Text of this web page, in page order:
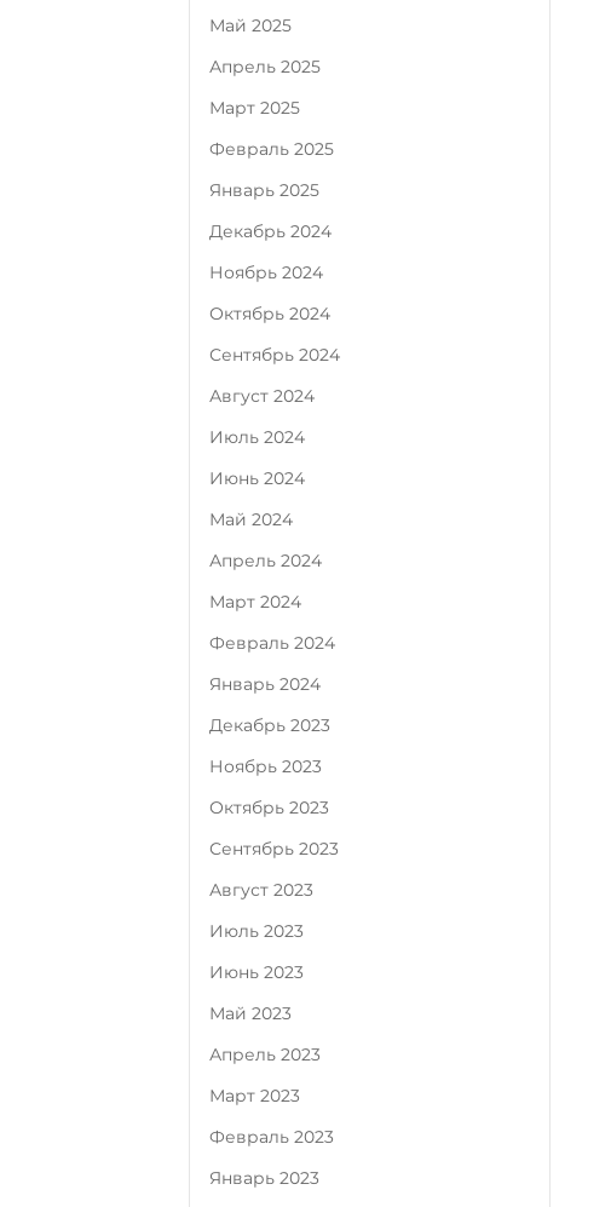
Май 2025
Апрель 2025
Март 2025
Февраль 2025
Январь 2025
Декабрь 2024
Ноябрь 2024
Октябрь 2024
Сентябрь 2024
Август 2024
Июль 2024
Июнь 2024
Май 2024
Апрель 2024
Март 2024
Февраль 2024
Январь 2024
Декабрь 2023
Ноябрь 2023
Октябрь 2023
Сентябрь 2023
Август 2023
Июль 2023
Июнь 2023
Май 2023
Апрель 2023
Март 2023
Февраль 2023
Январь 2023